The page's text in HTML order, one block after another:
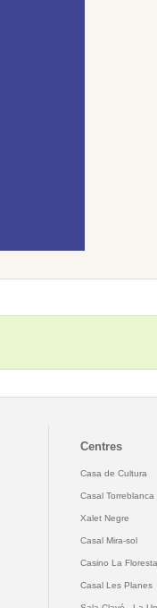
Centres
Casa de Cultura
Casal Torreblanca
Xalet Negre
Casal Mira-sol
Casino La Floresta
Casal Les Planes